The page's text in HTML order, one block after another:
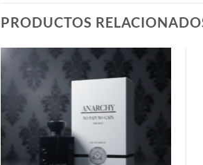
PRODUCTOS
LISTA
DE